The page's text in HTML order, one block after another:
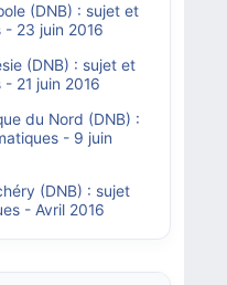
(DNB) : sujet et
23 juin 2016
(DNB) : sujet et
21 juin 2016
du Nord (DNB) :
- 9 juin
(DNB) : sujet
- Avril 2016